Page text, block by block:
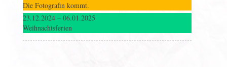
Die Fotografin kommt.
23.12.2024 – 06.01.2025
Weihnachtsferien